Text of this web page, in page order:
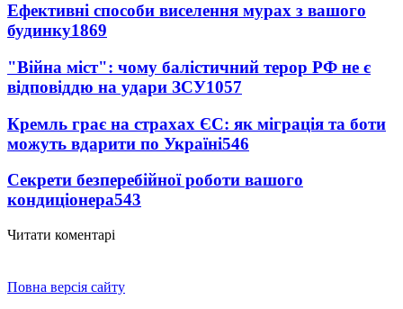
Ефективні способи виселення мурах з вашого
будинку1869
"Війна міст": чому балістичний терор РФ не є
відповіддю на удари ЗСУ1057
Кремль грає на страхах ЄС: як міграція та боти
можуть вдарити по Україні546
Секрети безперебійної роботи вашого
кондиціонера543
Читати коментарі
Повна версія сайту